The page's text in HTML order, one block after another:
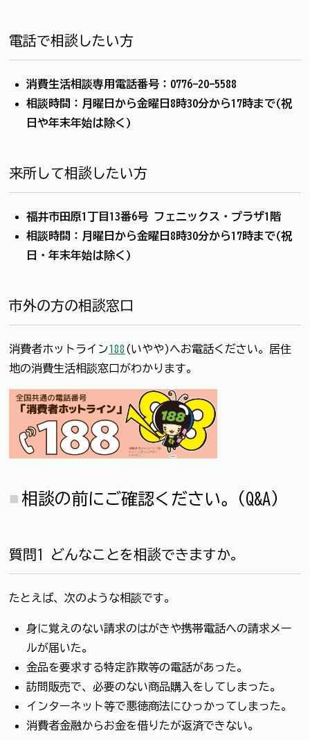
電話で相談したい方
消費生活相談専用電話番号：0776-20-5588
相談時間：月曜日から金曜日8時30分から17時まで(祝
日や年末年始は除く)
来所して相談したい方
福井市田原1丁目13番6号 フェニックス・プラザ1階
相談時間：月曜日から金曜日8時30分から17時まで(祝
日・年末年始は除く)
市外の方の相談窓口
消費者ホットライン188 (いやや)へお電話ください。居住
地の消費生活相談窓口がわかります。
相談の前にご確認ください。(Q&A)
質問1 どんなことを相談できますか。
たとえば、次のような相談です。
身に覚えのない請求のはがきや携帯電話への請求メー
ルが届いた。
金品を要求する特定詐欺等の電話があった。
訪問販売で、必要のない商品購入をしてしまった。
インターネット等で悪徳商法にひっかってしまった。
消費者金融からお金を借りたが返済できない。